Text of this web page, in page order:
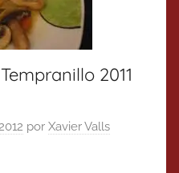
2011
por Xavier Valls